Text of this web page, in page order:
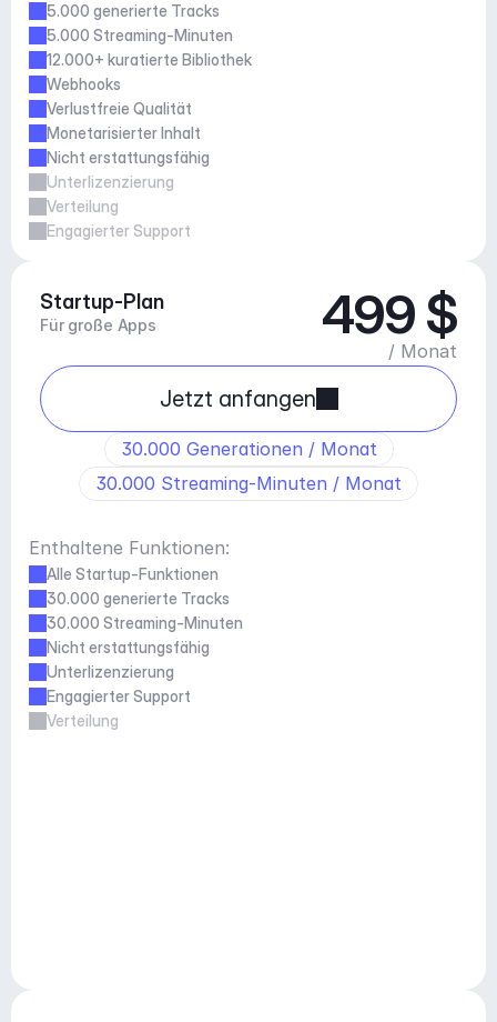
5.000 generierte Tracks
5.000 Streaming-Minuten
12.000+ kuratierte Bibliothek
Webhooks
Verlustfreie Qualität
Monetarisierter Inhalt
Nicht erstattungsfähig
Unterlizenzierung
Verteilung
Engagierter Support
Startup-Plan
Für große Apps 499 $
/ Monat
Jetzt anfangen
30.000 Generationen / Monat
30.000 Streaming-Minuten / Monat
Enthaltene Funktionen:
Alle Startup-Funktionen
30.000 generierte Tracks
30.000 Streaming-Minuten
Nicht erstattungsfähig
Unterlizenzierung
Engagierter Support
Verteilung